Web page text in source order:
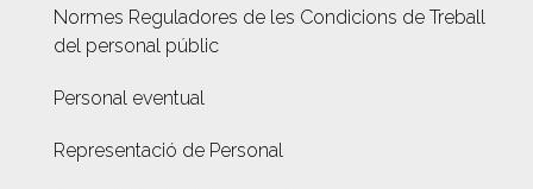
Normes Reguladores de les Condicions de Treball
del personal públic
Personal eventual
Representació de Personal